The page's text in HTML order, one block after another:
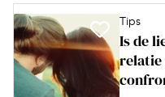
Tips
Is de
relatie